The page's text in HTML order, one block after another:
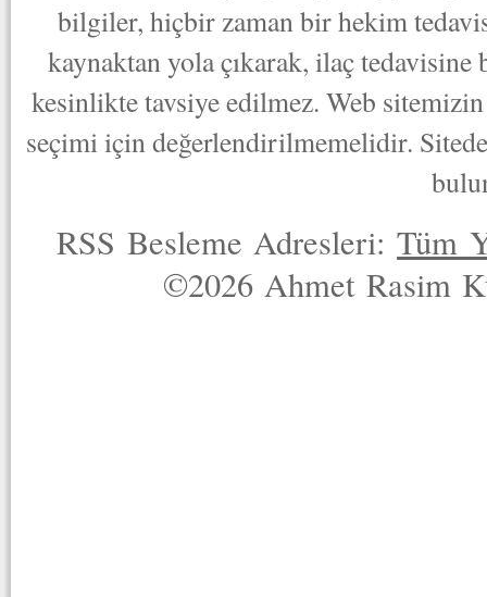
bilgiler, hiçbir zaman bir hekim
kaynaktan yola çıkarak, ilaç
kesinlikte tavsiye edilmez. Web
seçimi için değerlendirilmemelidir.
RSS Besleme Adresleri:Tüm
©2026 Ahmet Rasim